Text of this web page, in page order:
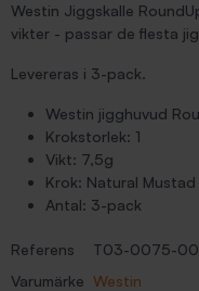
Westin Jiggskalle
vikter - passar de flesta
Levereras i 3-pack.
Westin jigghuvud
Krokstorlek: 1
Vikt: 7,5g
Krok: Natural
Antal: 3-pack
Referens
T03-0075-
Varumärke Westin